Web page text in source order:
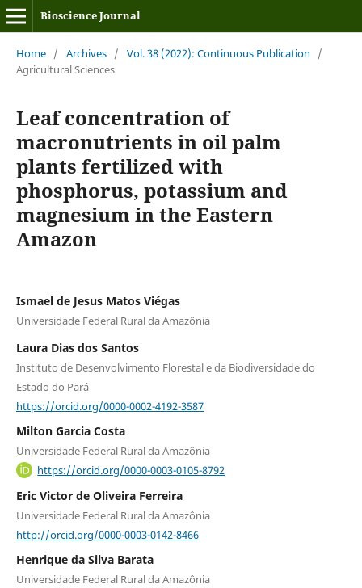
Bioscience Journal
Home / Archives / Vol. 38 (2022): Continuous Publication
/
Agricultural Sciences
Leaf concentration of
macronutrients in oil palm
plants fertilized with
phosphorus, potassium and
magnesium in the Eastern
Amazon
Ismael de Jesus Matos Viégas
Universidade Federal Rural da Amazônia
Laura Dias dos Santos
Instituto de Desenvolvimento Florestal e da Biodiversidade do
Estado do Pará
https://orcid.org/0000-0002-4192-3587
Milton Garcia Costa
Universidade Federal Rural da Amazônia
https://orcid.org/0000-0003-0105-8792
Eric Victor de Oliveira Ferreira
Universidade Federal Rural da Amazônia
http://orcid.org/0000-0003-0142-8466
Henrique da Silva Barata
Universidade Federal Rural da Amazônia